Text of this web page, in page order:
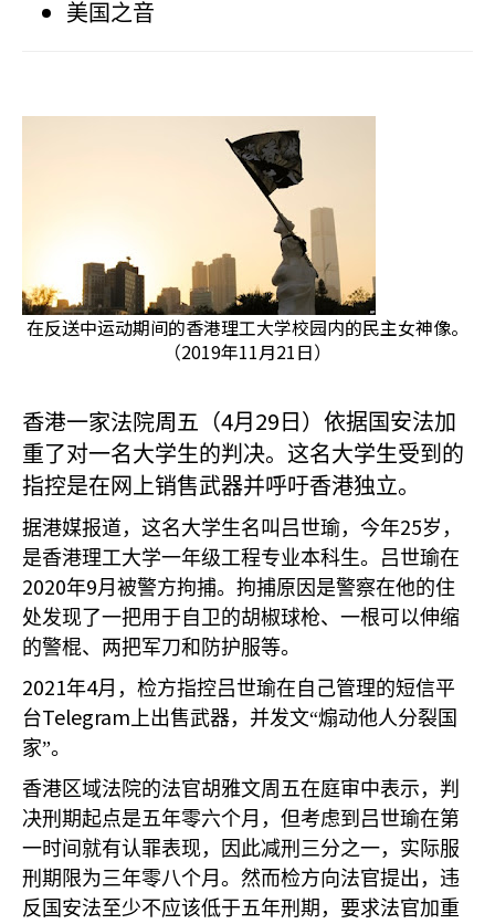
美国之音
在反送中运动期间的香港理工大学校园内的民主女神像。
（2019年11月21日）
香港一家法院周五（4月 29 日）依据国安法加
重了对一名大学生的判决。这名大学生受到的
指控是在网上销售武器并呼吁香港独立。
据港媒报道，这名大学生名叫吕世瑜，今年25岁，
是香港理工大学一年级工程专业本科生。吕世瑜在
2020年9月被警方拘捕。拘捕原因是警察在他的住
处发现了一把用于自卫的胡椒球枪、一根可以伸缩
的警棍、两把军刀和防护服等。
2021年4月，检方指控吕世瑜在自己管理的短信平
台Telegram上出售武器，并发文“煽动他人分裂国
家”。
香港区域法院的法官胡雅文周五在庭审中表示，判
决刑期起点是五年零六个月，但考虑到吕世瑜在第
一时间就有认罪表现，因此减刑三分之一，实际服
刑期限为三年零八个月。然而检方向法官提出，违
反国安法至少不应该低于五年刑期，要求法官加重